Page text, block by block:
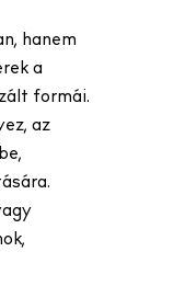
hanem
a
formái.
az